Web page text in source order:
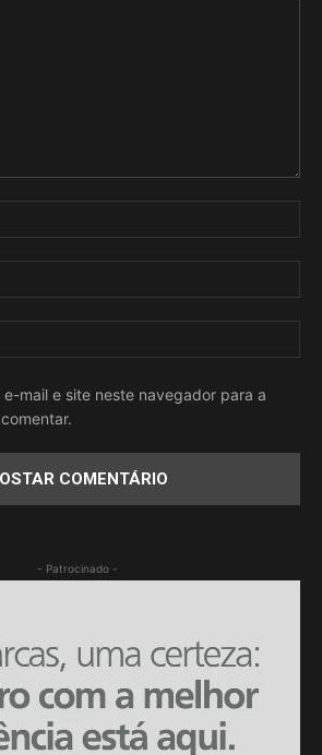
e-mail e site neste navegador para a
- Patrocinado -